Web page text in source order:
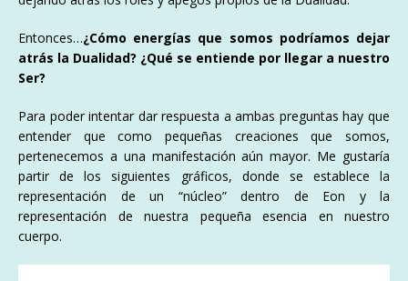
Entonces…¿Cómo energías que somos podríamos dejar
atrás la Dualidad? ¿Qué se entiende por llegar a nuestro
Ser?
Para poder intentar dar respuesta a ambas preguntas hay que
entender que como pequeñas creaciones que somos,
pertenecemos a una manifestación aún mayor. Me gustaría
partir de los siguientes gráficos, donde se establece la
representación de un “núcleo” dentro de Eon y la
representación de nuestra pequeña esencia en nuestro
cuerpo.